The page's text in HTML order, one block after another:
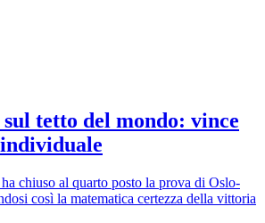
tetto del mondo: vince
chiuso al quarto posto la prova di Oslo-
così la matematica certezza della vittoria